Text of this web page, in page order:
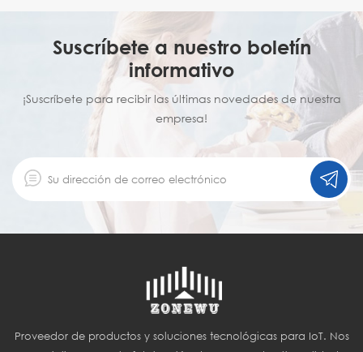
Suscríbete a nuestro boletín
informativo
¡Suscríbete para recibir las últimas novedades de nuestra
empresa!
Proveedor de productos y soluciones tecnológicas para IoT. Nos